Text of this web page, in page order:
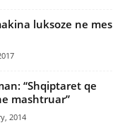
luksoze ne mes
“Shqiptaret qe
mashtruar”
2014